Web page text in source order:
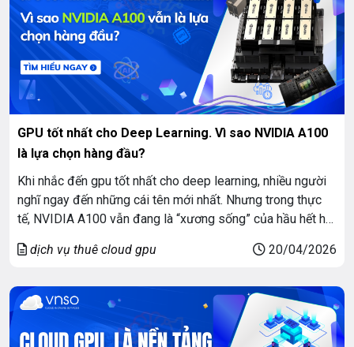
GPU tốt nhất cho Deep Learning. Vì sao NVIDIA A100
là lựa chọn hàng đầu?
Khi nhắc đến gpu tốt nhất cho deep learning, nhiều người
nghĩ ngay đến những cái tên mới nhất. Nhưng trong thực
tế, NVIDIA A100 vẫn đang là “xương sống” của hầu hết hệ
công ty công nghệ lớn, các lab nghiên cứu AI […]
dịch vụ thuê cloud gpu 20/04/2026